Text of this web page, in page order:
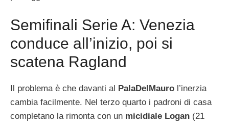
Semifinali Serie A: Venezia
conduce all’inizio, poi si
scatena Ragland
Il problema è che davanti al PalaDelMauro l’inerzia
cambia facilmente. Nel terzo quarto i padroni di casa
completano la rimonta con un micidiale Logan (21